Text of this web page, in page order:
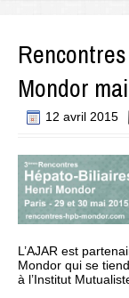
Mondor
12 avril 2015
L’AJAR est
Mondor qui se
à l’Institut